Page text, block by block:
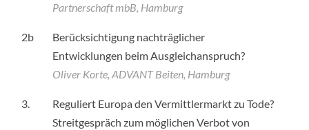
Partnerschaft mbB, Hamburg
2b
Berücksichtigung nachträglicher
Entwicklungen beim Ausgleichanspruch?
Oliver Korte, ADVANT Beiten, Hamburg
3.
Reguliert Europa den Vermittlermarkt zu Tode?
Streitgespräch zum möglichen Verbot von